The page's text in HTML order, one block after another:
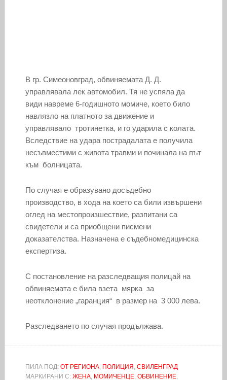
В гр. Симеоновград, обвиняемата Д. Д.
управлявала лек автомобил. Тя не успяла да
види навреме 6-годишното момиче, което било
навлязло на платното за движение и
управлявало тротинетка, и го ударила с колата.
Вследствие на удара пострадалата е получила
несъвместими с живота травми и починала на път
към болницата.
По случая е образувано досъдебно
производство, в хода на което са били извършени
оглед на местопроизшествие, разпитани са
свидетели и са приобщени писмени
доказателства. Назначена е съдебномедицинска
експертиза.
С постановление на разследващия полицай на
обвиняемата е била взета мярка за
неотклонение „гаранция“ в размер на 3 000 лева.
Разследването по случая продължава.
ПИЛА ПОД: ОТ РЕГИОНА, ПОЛИЦИЯ , СВИЛЕНГРАД
МАРКИРАНИ С: ЖЕНА, МОМИЧЕНЦЕ, ОБВИНЕНИЕ,